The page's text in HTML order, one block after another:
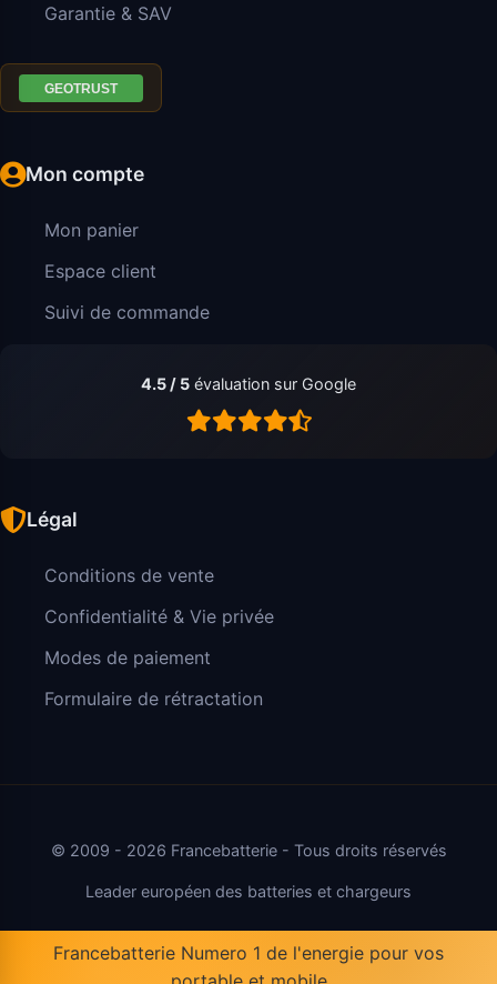
Garantie & SAV
Mon compte
Mon panier
Espace client
Suivi de commande
4.5 / 5 évaluation sur Google
Légal
Conditions de vente
Confidentialité & Vie privée
Modes de paiement
Formulaire de rétractation
© 2009 - 2026 Francebatterie - Tous droits réservés
Leader européen des batteries et chargeurs
Francebatterie Numero 1 de l'energie pour vos